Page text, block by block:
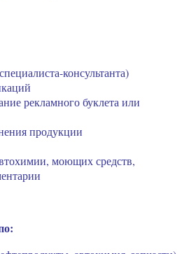
консультанта)
рекламного буклета или
продукции
моющих средств,